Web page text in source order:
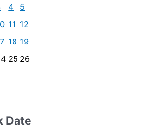
4
5
11 12
18 19
25 26
Date